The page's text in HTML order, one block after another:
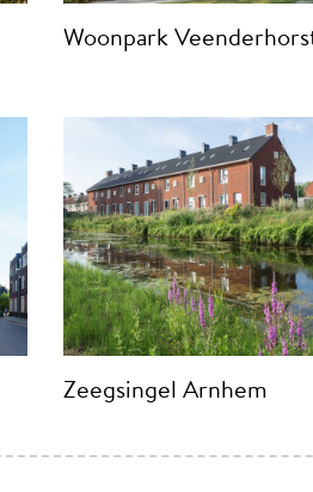
Woonpark
Zeegsingel Arnhem